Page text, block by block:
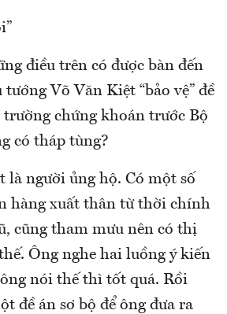
điều trên có được bàn đến
Võ Văn Kiệt “bảo vệ” đề
chứng khoán trước Bộ
có tháp tùng?
là người ủng hộ. Có một số
hàng xuất thân từ thời chính
cũng tham mưu nên có thị
Ông nghe hai luồng ý kiến
nói thế thì tốt quá. Rồi
đề án sơ bộ để ông đưa ra